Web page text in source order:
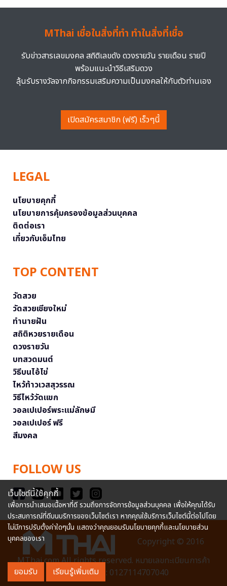
MThai เชื่อในสิ่งที่ทำ ทำในสิ่งที่เชื่อ
รับข่าวสารเลขมงคล สถิติเลขดัง ดวงรายวัน รายเดือน รายปี
พร้อมแนะนำวิธีเสริมดวง
ลุ้นรับรางวัลจากกิจกรรมเสริมความเป็นมงคลให้กับตัวท่านเอง
เปิดสมัครสมาชิก (ฟรี) เร็วๆนี้
LEGAL
นโยบายคุกกี้
นโยบายการคุ้มครองข้อมูลส่วนบุคคล
ติดต่อเรา
เกี่ยวกับเอ็มไทย
TOP CONTENT
วัดสวย
วัดสวยเชียงใหม่
ทำนายฝัน
สถิติหวยรายเดือน
ดวงรายวัน
บทสวดมนต์
วิธีบนไอ้ไข่
ไหว้ท้าวเวสสุวรรณ
วิธีไหว้วัดแขก
วอลเปเปอร์พระแม่ลักษมี
วอลเปเปอร์ ฟรี
สีมงคล
FOLLOW US
Copyright © 2016
MThai.com All rights reserved. หมายเลขทะเบียนการค้า
อิเล็กทรอนิกส์ : 0127114707040
เว็บไซต์นี้ใช้คุกกี้
เพื่อการนำเสนอเนื้อหาที่ดี รวมถึงการจัดการข้อมูลส่วนบุคคล เพื่อให้คุณได้รับ
ประสบการณ์ที่ดีบนบริการของเว็บไซต์เรา หากคุณใช้บริการเว็บไซต์นี้ต่อไปโดย
ไม่มีการปรับตั้งค่าใดๆนั้น แสดงว่าคุณยอมรับนโยบายคุกกี้และนโยบายส่วน
บุคคลของเรา
ยอมรับ เรียนรู้เพิ่มเติม